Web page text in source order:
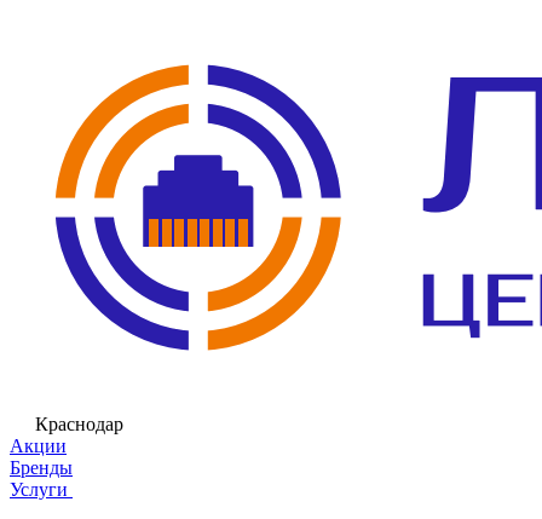
Краснодар
Акции
Бренды
Услуги